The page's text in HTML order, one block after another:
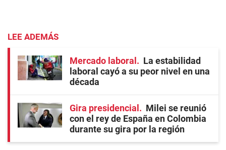
LEE ADEMÁS
Mercado laboral
La estabilidad
laboral cayó a su peor nivel en una
década
Gira presidencial
Milei se reunió
con el rey de España en Colombia
durante su gira por la región